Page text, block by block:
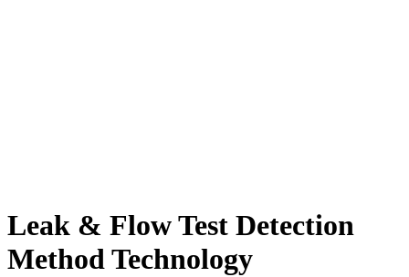
Leak & Flow Test Detection
Method Technology